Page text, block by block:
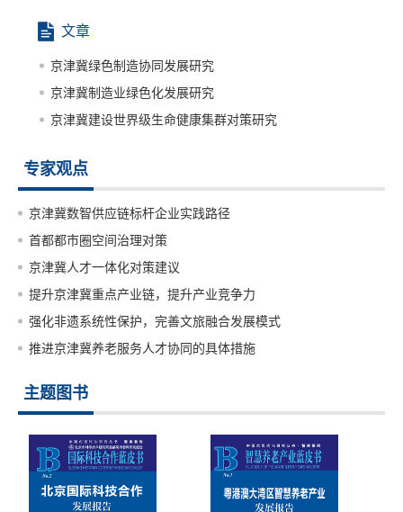
文章
京津冀绿色制造协同发展研究
京津冀制造业绿色化发展研究
京津冀建设世界级生命健康集群对策研究
专家观点
京津冀数智供应链标杆企业实践路径
首都都市圈空间治理对策
京津冀人才一体化对策建议
提升京津冀重点产业链，提升产业竞争力
强化非遗系统性保护，完善文旅融合发展模式
推进京津冀养老服务人才协同的具体措施
主题图书